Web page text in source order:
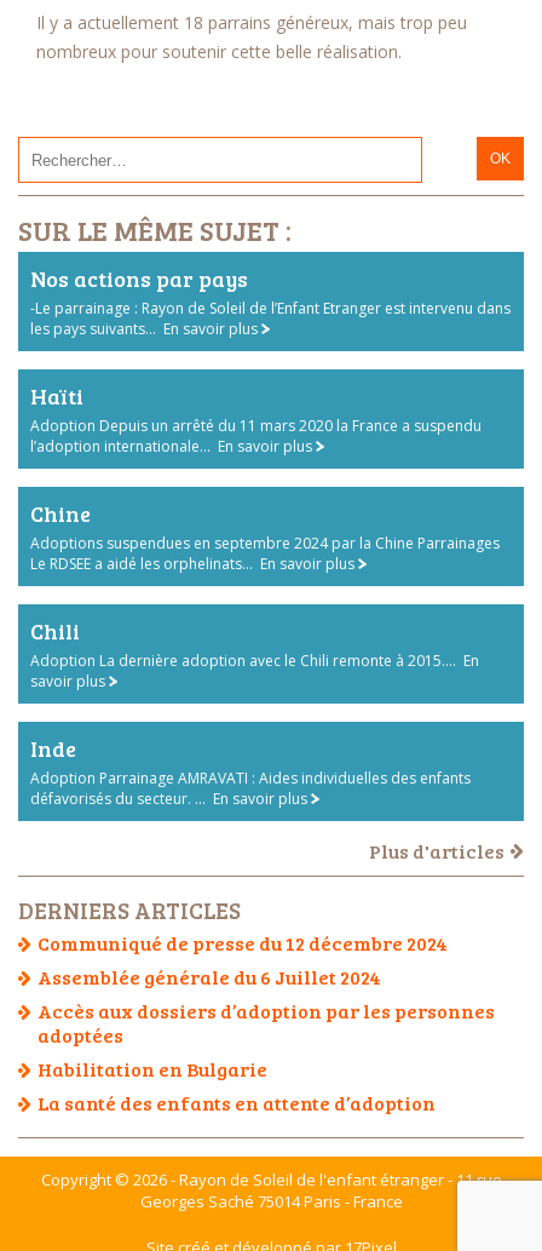
Il y a actuellement 18 parrains généreux, mais trop peu
nombreux pour soutenir cette belle réalisation.
SUR LE MÊME SUJET :
Nos actions par pays
-Le parrainage : Rayon de Soleil de l’Enfant Etranger est intervenu dans
les pays suivants... En savoir plus
Haïti
Adoption Depuis un arrêté du 11 mars 2020 la France a suspendu
l’adoption internationale... En savoir plus
Chine
Adoptions suspendues en septembre 2024 par la Chine Parrainages
Le RDSEE a aidé les orphelinats... En savoir plus
Chili
Adoption La dernière adoption avec le Chili remonte à 2015.... En
savoir plus
Inde
Adoption Parrainage AMRAVATI : Aides individuelles des enfants
défavorisés du secteur. ... En savoir plus
Plus d'articles
DERNIERS ARTICLES
Communiqué de presse du 12 décembre 2024
Assemblée générale du 6 Juillet 2024
Accès aux dossiers d’adoption par les personnes
adoptées
Habilitation en Bulgarie
La santé des enfants en attente d’adoption
Copyright © 2026 - Rayon de Soleil de l'enfant étranger - 11 rue
Georges Saché 75014 Paris - France